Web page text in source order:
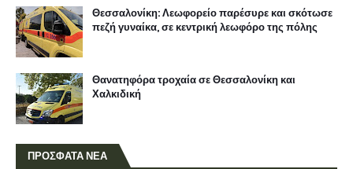
Θεσσαλονίκη: Λεωφορείο παρέσυρε και σκότωσε
πεζή γυναίκα, σε κεντρική λεωφόρο της πόλης
Θανατηφόρα τροχαία σε Θεσσαλονίκη και
Χαλκιδική
ΠΡΟΣΦΑΤΑ ΝΕΑ